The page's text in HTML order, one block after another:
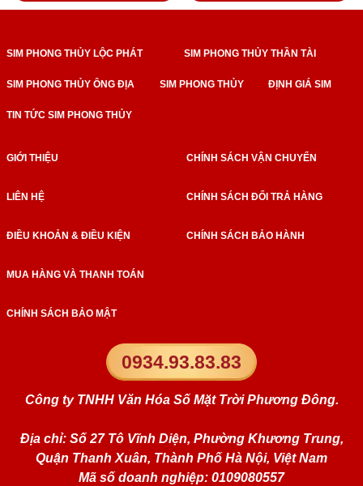
SIM PHONG THỦY LỘC PHÁT SIM PHONG THỦY THẦN TÀI
SIM PHONG THỦY ÔNG ĐỊA SIM PHONG THỦY ĐỊNH GIÁ SIM
TIN TỨC SIM PHONG THỦY
0934.93.83.83
Công ty TNHH Văn Hóa Số Mặt Trời Phương Đông.
Địa chỉ: Số 27 Tô Vĩnh Diện, Phường Khương Trung,
Quận Thanh Xuân, Thành Phố Hà Nội, Việt Nam
Mã số doanh nghiệp: 0109080557
GIỚI THIỆU
LIÊN HỆ
ĐIỀU KHOẢN & ĐIỀU KIỆN
MUA HÀNG VÀ THANH TOÁN
CHÍNH SÁCH BẢO MẬT
CHÍNH SÁCH VẬN CHUYỂN
CHÍNH SÁCH ĐỔI TRẢ HÀNG
CHÍNH SÁCH BẢO HÀNH